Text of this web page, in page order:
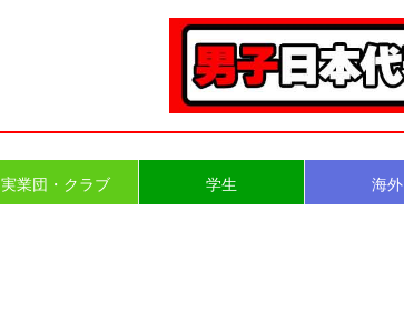
実業団・クラブ 学生 海外